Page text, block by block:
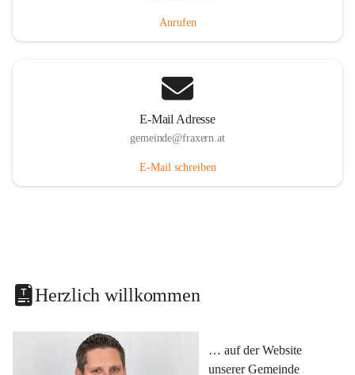
Anrufen
E-Mail Adresse
gemeinde@fraxern.at
E-Mail schreiben
Herzlich willkommen
… auf der Website
unserer Gemeinde